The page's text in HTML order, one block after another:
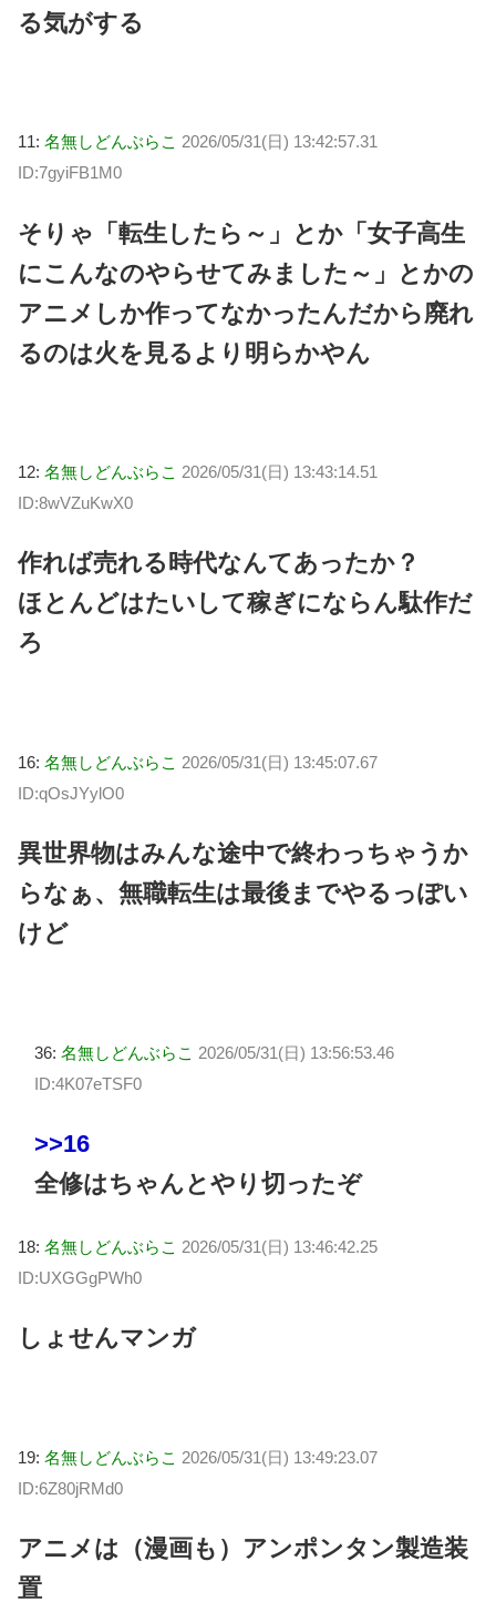
る気がする
11: 名無しどんぶらこ 2026/05/31(日) 13:42:57.31
ID:7gyiFB1M0
そりゃ「転生したら～」とか「女子高生
にこんなのやらせてみました～」とかの
アニメしか作ってなかったんだから廃れ
るのは火を見るより明らかやん
12: 名無しどんぶらこ 2026/05/31(日) 13:43:14.51
ID:8wVZuKwX0
作れば売れる時代なんてあったか？
ほとんどはたいして稼ぎにならん駄作だ
ろ
16: 名無しどんぶらこ 2026/05/31(日) 13:45:07.67
ID:qOsJYylO0
異世界物はみんな途中で終わっちゃうか
らなぁ、無職転生は最後までやるっぽい
けど
36: 名無しどんぶらこ 2026/05/31(日) 13:56:53.46
ID:4K07eTSF0
>>16
全修はちゃんとやり切ったぞ
18: 名無しどんぶらこ 2026/05/31(日) 13:46:42.25
ID:UXGGgPWh0
しょせんマンガ
19: 名無しどんぶらこ 2026/05/31(日) 13:49:23.07
ID:6Z80jRMd0
アニメは（漫画も）アンポンタン製造装
置